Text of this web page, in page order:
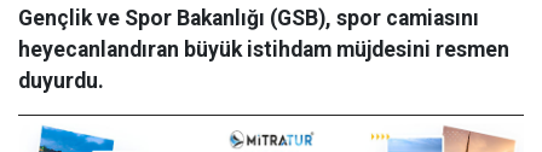
Gençlik ve Spor Bakanlığı (GSB), spor camiasını
heyecanlandıran büyük istihdam müjdesini resmen
duyurdu.